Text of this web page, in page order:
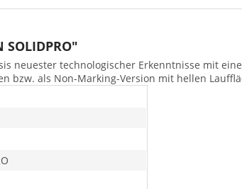
neuester technologischer Erkenntnisse mit
bzw. als Non-Marking-Version mit hellen